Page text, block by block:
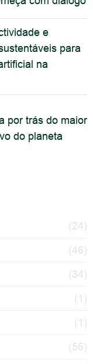
e
para
na
por trás do maior
do planeta
(24)
(46)
(34)
(1)
(1)
(56)